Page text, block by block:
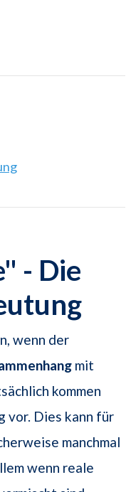
- Die
wenn der
mit
kommen
vor. Dies kann für
manchmal
wenn reale